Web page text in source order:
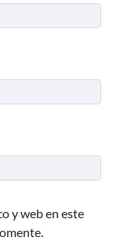
y web en este